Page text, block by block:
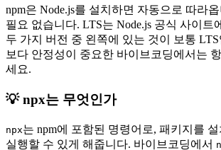
npm은 Node.js를 설치하면 자동으로 따라
필요 없습니다. LTS는 Node.js 공식 사이트
두 가지 버전 중 왼쪽에 있는 것이 보통
보다 안정성이 중요한 바이브코딩에서는
세요.
💡 npx는 무엇인가
npx는 npm에 포함된 명령어로, 패키지를
실행할 수 있게 해줍니다. 바이브코딩에서